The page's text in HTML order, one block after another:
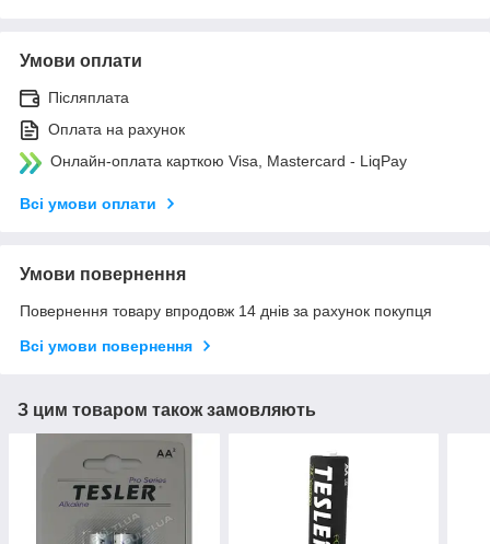
Умови оплати
Післяплата
Оплата на рахунок
Онлайн-оплата карткою Visa, Mastercard - LiqPay
Всі умови оплати
Умови повернення
Повернення товару впродовж 14 днів за рахунок покупця
Всі умови повернення
З цим товаром також замовляють